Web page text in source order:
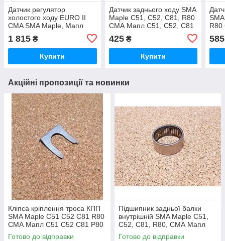
Датчик регулятор
холостого ходу EURO II
CMA SMA Maple, Мапл
SMA Maple C51, C52, C81,
R80 СМА Мапл С51, С52,
С81 Р8
1 815 ₴
Купити
Датчик заднього ходу SMA
Maple C51, C52, C81, R80
СМА Мапл С51, С52, С81
425₴
Купити
585
Акційні пропозиції та новинки
Кліпса кріплення троса КПП
SMA Maple C51 C52 C81 R80
СМА Мапл С51 С52 С81 Р80
Готово до відправки
Підшипник задньої балки
внутрішній SMA Maple C51,
C52, C81, R80, СМА Мапл
С51, С52, С81, Р80
Готово до відправки